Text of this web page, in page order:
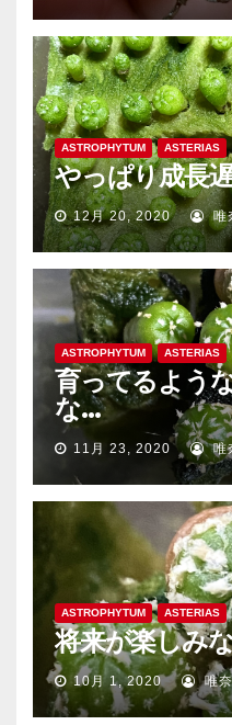
ASTROPHYTUM ASTERIAS
やっぱり成長
12月 20, 2020 唯
ASTROPHYTUM ASTERIAS
育ってるよう
な…
11月 23, 2020 唯
ASTROPHYTUM ASTERIAS
将来が楽しみ
10月 1, 2020 唯奈